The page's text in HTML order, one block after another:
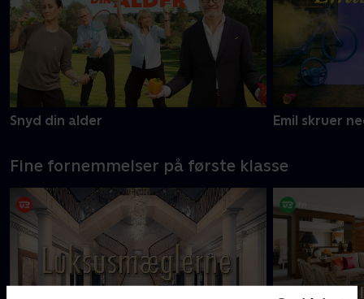
Snyd din alder Emil skruer
Fine fornemmelser på første klasse